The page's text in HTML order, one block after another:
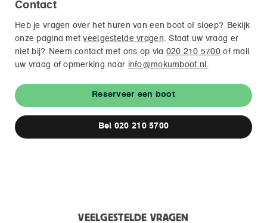
Contact
Heb je vragen over het huren van een boot of sloep? Bekijk
onze pagina metveelgestelde vragen. Staat uw vraag er
niet bij? Neem contact met ons op via 020 210 5700 of mail
uw vraag of opmerking naar info@mokumboot.nl.
Reserveer een boot
Bel 020 210 5700
VEELGESTELDE VRAGEN